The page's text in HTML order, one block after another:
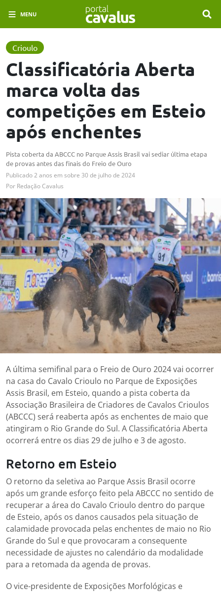
MENU
Crioulo
Classificatória Aberta
marca volta das
competições em Esteio
após enchentes
Pista coberta da ABCCC no Parque Assis Brasil vai sediar última etapa
de provas antes das finais do Freio de Ouro
Publicado2 anos em sobre 30 de julho de 2024
Por Redação Cavalus
A última semifinal para o Freio de Ouro 2024 vai ocorrer
na casa do Cavalo Crioulo no Parque de Exposições
Assis Brasil, em Esteio, quando a pista coberta da
Associação Brasileira de Criadores de Cavalos Crioulos
(ABCCC) será reaberta após as enchentes de maio que
atingiram o Rio Grande do Sul. A Classificatória Aberta
ocorrerá entre os dias 29 de julho e 3 de agosto.
Retorno em Esteio
O retorno da seletiva ao Parque Assis Brasil ocorre
após um grande esforço feito pela ABCCC no sentido de
recuperar a área do Cavalo Crioulo dentro do parque
de Esteio, após os danos causados pela situação de
calamidade provocada pelas enchentes de maio no Rio
Grande do Sul e que provocaram a consequente
necessidade de ajustes no calendário da modalidade
para a retomada da agenda de provas.
O vice-presidente de Exposições Morfológicas e